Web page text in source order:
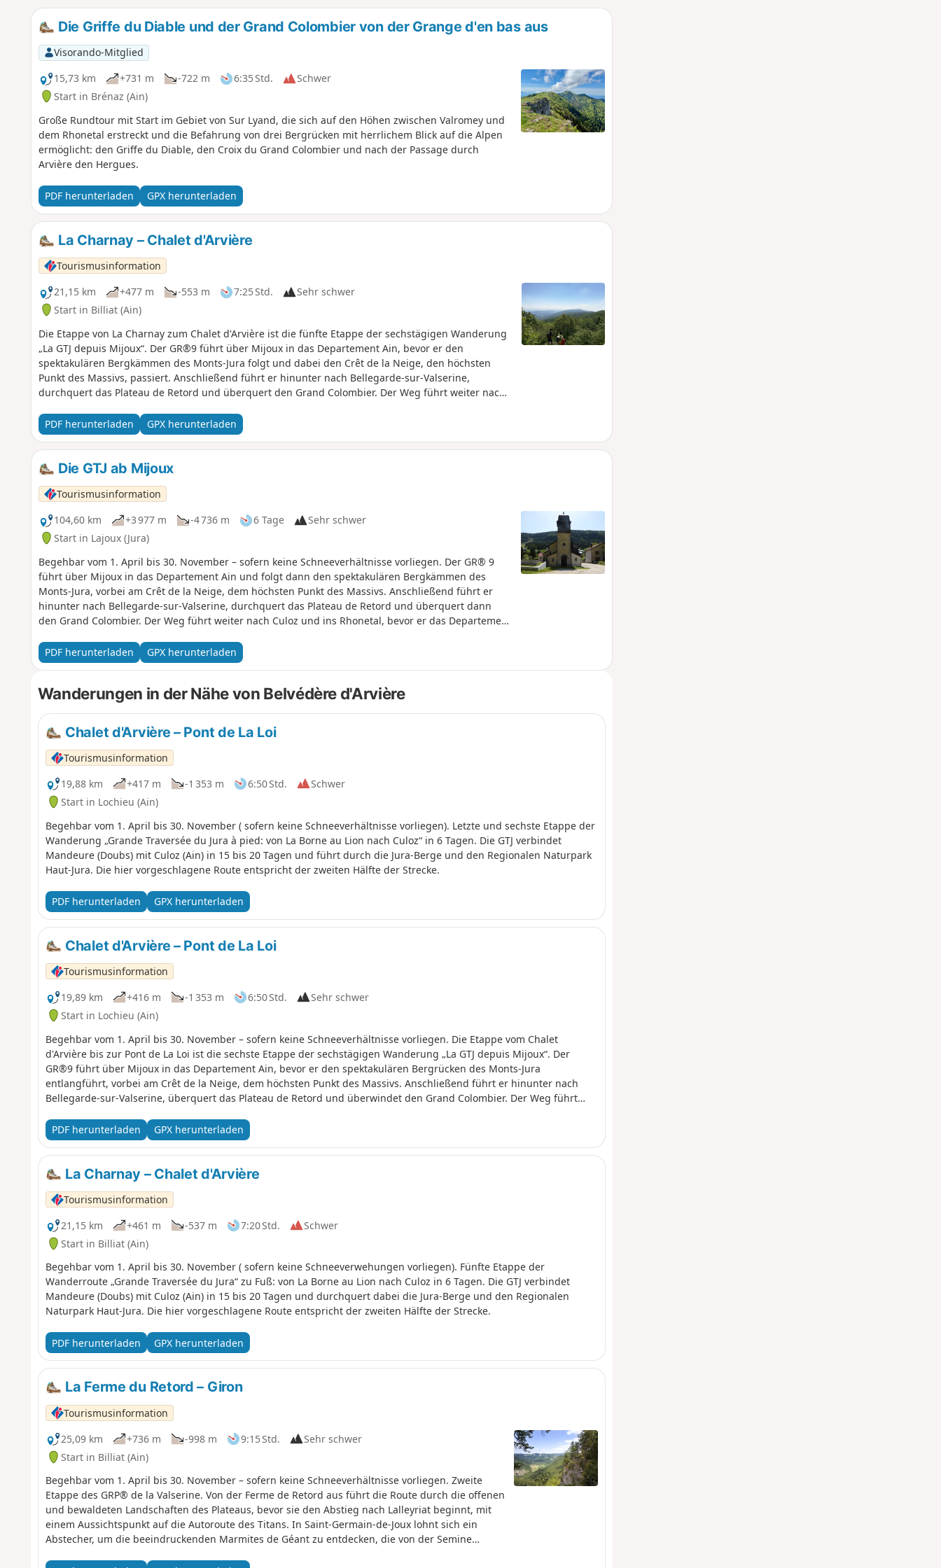
Die Griffe du Diable und der Grand Colombier von der Grange d'en bas aus
Visorando-Mitglied
15,73 km
+731 m -722 m 6:35 Std.
Schwer
Start in Brénaz (Ain)
Große Rundtour mit Start im Gebiet von Sur Lyand, die sich auf den Höhen zwischen Valromey und
dem Rhonetal erstreckt und die Befahrung von drei Bergrücken mit herrlichem Blick auf die Alpen
ermöglicht: den Griffe du Diable, den Croix du Grand Colombier und nach der Passage durch
Arvière den Hergues.
PDF herunterladen GPX herunterladen
La Charnay – Chalet d'Arvière
Tourismusinformation
21,15 km
+477 m -553 m 7:25 Std.
Sehr schwer
Start in Billiat (Ain)
Die Etappe von La Charnay zum Chalet d'Arvière ist die fünfte Etappe der sechstägigen Wanderung
„La GTJ depuis Mijoux“. Der GR®9 führt über Mijoux in das Departement Ain, bevor er den
spektakulären Bergkämmen des Monts-Jura folgt und dabei den Crêt de la Neige, den höchsten
Punkt des Massivs, passiert. Anschließend führt er hinunter nach Bellegarde-sur-Valserine,
durchquert das Plateau de Retord und überquert den Grand Colombier. Der Weg führt weiter nach
seinen Weg in Richtung Süden fortzusetzen. Ein Teil der Strecke führt durch das Nationale
Naturschutzgebiet der Haute Chaîne du Jura, für das besondere Vorschriften gelten: Hunde sind
verboten, auch wenn sie an der Leine geführt werden, ebenso wie das Zelten. Bitte halten Sie sich
an diese Regeln, um den Reichtum dieser außergewöhnlichen Umgebung zu bewahren.
PDF herunterladen GPX herunterladen
Die GTJ ab Mijoux
Tourismusinformation
104,60 km
+3 977 m -4 736 m 6 Tage
Sehr schwer
Start in Lajoux (Jura)
Begehbar vom 1. April bis 30. November – sofern keine Schneeverhältnisse vorliegen. Der GR® 9
führt über Mijoux in das Departement Ain und folgt dann den spektakulären Bergkämmen des
Monts-Jura, vorbei am Crêt de la Neige, dem höchsten Punkt des Massivs. Anschließend führt er
hinunter nach Bellegarde-sur-Valserine, durchquert das Plateau de Retord und überquert dann
den Grand Colombier. Der Weg führt weiter nach Culoz und ins Rhonetal, bevor er das Departement
Strecke führt durch das Nationale Naturschutzgebiet der Haute Chaîne du Jura, für das besondere
Vorschriften gelten. Hunde sind verboten, auch an der Leine, ebenso wie das Zelten. Bitte halten Sie
PDF herunterladen GPX herunterladen
Wanderungen in der Nähe von Belvédère d'Arvière
Chalet d'Arvière – Pont de La Loi
Tourismusinformation
19,88 km
+417 m -1 353 m 6:50 Std.
Schwer
Start in Lochieu (Ain)
Begehbar vom 1. April bis 30. November ( sofern keine Schneeverhältnisse vorliegen). Letzte und sechste Etappe der
Wanderung „Grande Traversée du Jura à pied: von La Borne au Lion nach Culoz“ in 6 Tagen. Die GTJ verbindet
Mandeure (Doubs) mit Culoz (Ain) in 15 bis 20 Tagen und führt durch die Jura-Berge und den Regionalen Naturpark
Haut-Jura. Die hier vorgeschlagene Route entspricht der zweiten Hälfte der Strecke.
PDF herunterladen GPX herunterladen
Chalet d'Arvière – Pont de La Loi
Tourismusinformation
19,89 km
+416 m -1 353 m 6:50 Std.
Sehr schwer
Start in Lochieu (Ain)
Begehbar vom 1. April bis 30. November – sofern keine Schneeverhältnisse vorliegen. Die Etappe vom Chalet
d'Arvière bis zur Pont de La Loi ist die sechste Etappe der sechstägigen Wanderung „La GTJ depuis Mijoux“. Der
GR®9 führt über Mijoux in das Departement Ain, bevor er den spektakulären Bergrücken des Monts-Jura
entlangführt, vorbei am Crêt de la Neige, dem höchsten Punkt des Massivs. Anschließend führt er hinunter nach
Bellegarde-sur-Valserine, überquert das Plateau de Retord und überwindet den Grand Colombier. Der Weg führt
seinen Weg in Richtung Süden fortzusetzen.
PDF herunterladen GPX herunterladen
La Charnay – Chalet d'Arvière
Tourismusinformation
21,15 km
+461 m -537 m 7:20 Std.
Schwer
Start in Billiat (Ain)
Begehbar vom 1. April bis 30. November ( sofern keine Schneeverwehungen vorliegen). Fünfte Etappe der
Wanderroute „Grande Traversée du Jura“ zu Fuß: von La Borne au Lion nach Culoz in 6 Tagen. Die GTJ verbindet
Mandeure (Doubs) mit Culoz (Ain) in 15 bis 20 Tagen und durchquert dabei die Jura-Berge und den Regionalen
Naturpark Haut-Jura. Die hier vorgeschlagene Route entspricht der zweiten Hälfte der Strecke.
PDF herunterladen GPX herunterladen
La Ferme du Retord – Giron
Tourismusinformation
25,09 km
+736 m -998 m 9:15 Std.
Sehr schwer
Start in Billiat (Ain)
Begehbar vom 1. April bis 30. November – sofern keine Schneeverhältnisse vorliegen. Zweite
Etappe des GRP® de la Valserine. Von der Ferme de Retord aus führt die Route durch die offenen
und bewaldeten Landschaften des Plateaus, bevor sie den Abstieg nach Lalleyriat beginnt, mit
einem Aussichtspunkt auf die Autoroute des Titans. In Saint-Germain-de-Joux lohnt sich ein
Abstecher, um die beeindruckenden Marmites de Géant zu entdecken, die von der Semine